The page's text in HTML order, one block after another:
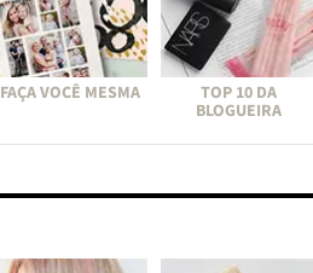
FAÇA VOCÊ MESMA
TOP 10 DA
BLOGUEIRA